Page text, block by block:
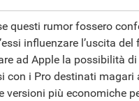
questi rumor fossero
influenzare l’uscita
ad Apple la possibilità
con i Pro destinati magari
versioni più economiche